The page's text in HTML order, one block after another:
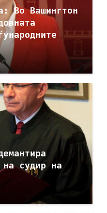
Во Вашингтон
судир на